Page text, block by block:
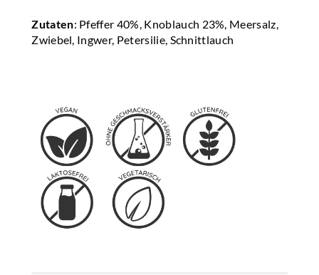
Zutaten: Pfeffer 40%, Knoblauch 23%, Meersalz,
Zwiebel, Ingwer, Petersilie, Schnittlauch